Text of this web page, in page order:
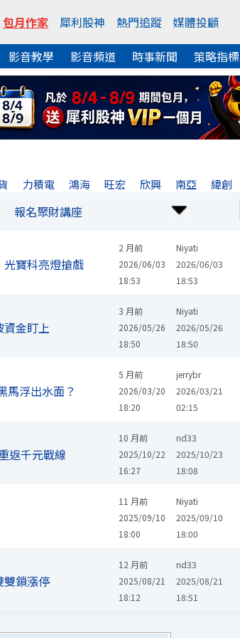
包月作家 犀利股神 熱門追蹤 媒體投顧
影音教學 影音頻道 時事新聞 策略指標
力積電 鴻海 旺宏 欣興 南亞 緯創
報名聚財講座
2 月前
2026/06/03
18:53
寶科亮燈搶戲
Niyati
2026/06/03
18:53
3 月前
2026/05/26
18:50
金盯上
Niyati
2026/05/26
18:50
5 月前
2026/03/20
18:20
馬浮出水面？
jerrybr
2026/03/21
02:15
10 月前
2025/10/22
16:27
返千元戰線
nd33
2025/10/23
18:08
11 月前
2025/09/10
18:00
Niyati
2025/09/10
18:00
12 月前
2025/08/21
18:12
雙鎖漲停
nd33
2025/08/21
18:51